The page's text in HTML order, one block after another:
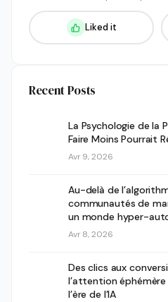
Liked it
Recent Posts
La Psychologie de la
Faire Moins Pourrait
Avr 9, 2026
Au-delà de
communautés de
un monde hyper-
Avr 8, 2026
Des clics aux
l’attention
l’ère de l’IA